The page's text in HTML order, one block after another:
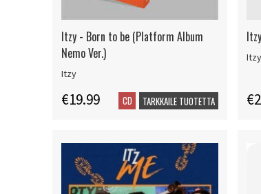
Itzy - Born to be (Platform Album
Nemo Ver.)
Itzy
€19.99 CD TARKKAILE TUOTETTA
Itzy